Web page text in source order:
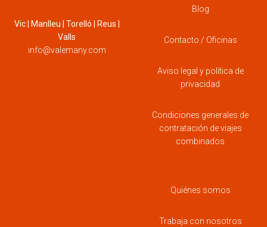
Vic | Manlleu | Torelló | Reus |
Valls
info@valemany.com
Blog
Contacto / Oficinas
Aviso legal y política de
privacidad
Condiciones generales de
contratación de viajes
combinados
Quiénes somos
Trabaja con nosotros